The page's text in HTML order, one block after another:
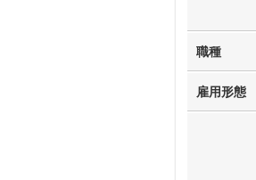
職種
雇用形態